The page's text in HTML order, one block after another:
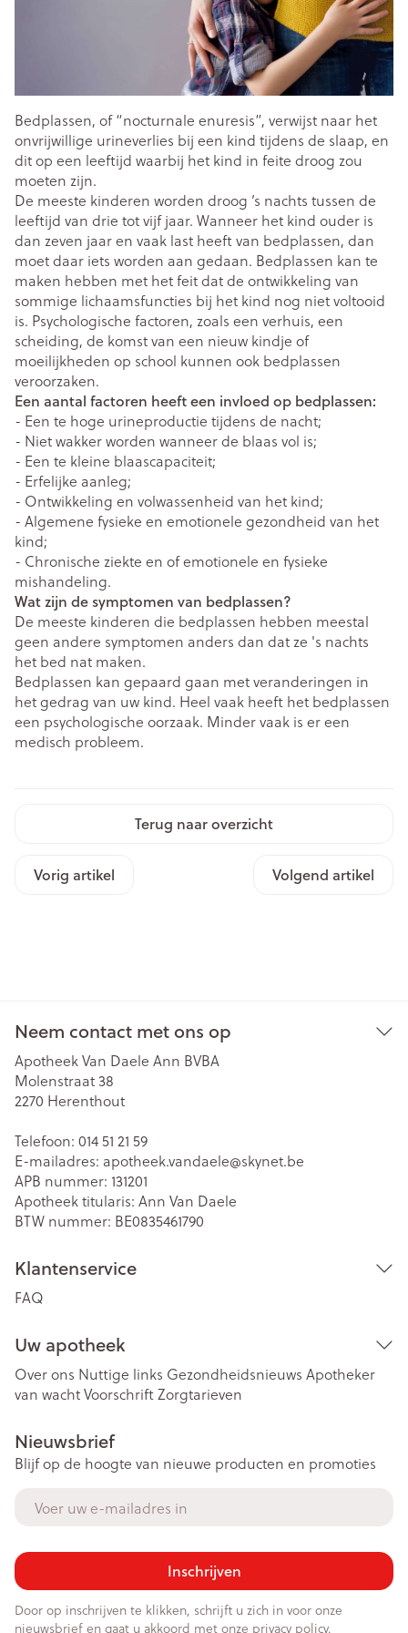
Bedplassen, of “nocturnale enuresis”, verwijst naar het
onvrijwillige urineverlies bij een kind tijdens de slaap, en
dit op een leeftijd waarbij het kind in feite droog zou
moeten zijn.
De meeste kinderen worden droog ’s nachts tussen de
leeftijd van drie tot vijf jaar. Wanneer het kind ouder is
dan zeven jaar en vaak last heeft van bedplassen, dan
moet daar iets worden aan gedaan. Bedplassen kan te
maken hebben met het feit dat de ontwikkeling van
sommige lichaamsfuncties bij het kind nog niet voltooid
is. Psychologische factoren, zoals een verhuis, een
scheiding, de komst van een nieuw kindje of
moeilijkheden op school kunnen ook bedplassen
veroorzaken.
Een aantal factoren heeft een invloed op bedplassen:
- Een te hoge urineproductie tijdens de nacht;
- Niet wakker worden wanneer de blaas vol is;
- Een te kleine blaascapaciteit;
- Erfelijke aanleg;
- Ontwikkeling en volwassenheid van het kind;
- Algemene fysieke en emotionele gezondheid van het
kind;
- Chronische ziekte en of emotionele en fysieke
mishandeling.
Wat zijn de symptomen van bedplassen?
De meeste kinderen die bedplassen hebben meestal
geen andere symptomen anders dan dat ze 's nachts
het bed nat maken.
Bedplassen kan gepaard gaan met veranderingen in
het gedrag van uw kind. Heel vaak heeft het bedplassen
een psychologische oorzaak. Minder vaak is er een
medisch probleem.
Terug naar overzicht
Vorig artikel Volgend artikel
Neem contact met ons op
Apotheek Van Daele Ann BVBA
Molenstraat 38
2270 Herenthout
Telefoon: 014 51 21 59
E-mailadres: apotheek.vandaele@skynet.be
APB nummer: 131201
Apotheek titularis: Ann Van Daele
BTW nummer: BE0835461790
Klantenservice
FAQ
Uw apotheek
Over ons Nuttige links Gezondheidsnieuws Apotheker
van wachtVoorschriftZorgtarieven
Nieuwsbrief
Blijf op de hoogte van nieuwe producten en promoties
Inschrijven
Door op inschrijven te klikken, schrijft u zich in voor onze
nieuwsbrief en gaat u akkoord met onze privacy policy.